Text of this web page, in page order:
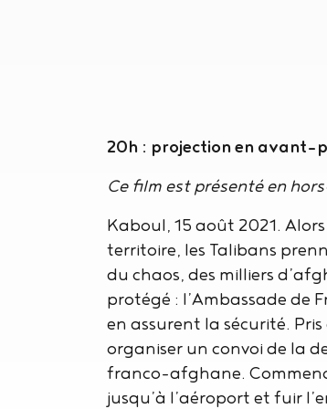
20h : projection en avant-
Ce film est présenté en
Kaboul, 15 août 2021.
territoire, les Talibans
du chaos, des milliers
protégé : l’Ambassade de
en assurent la sécurité.
organiser un convoi de la
franco-afghane.
jusqu’à l’aéroport et fuir